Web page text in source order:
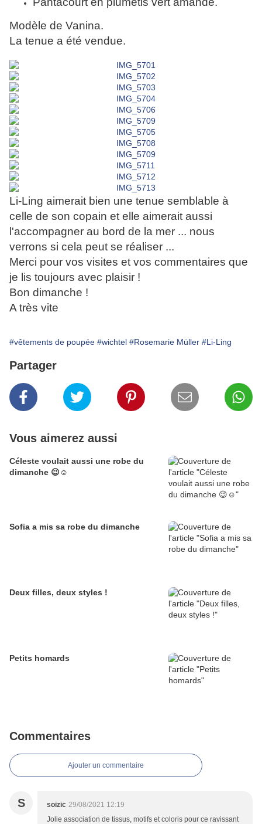
Modèle de Vanina.
La tenue a été vendue.
Li-Ling aimerait bien une tenue semblable à
celle de son copain et elle aimerait aussi
l'accompagner au bord de la mer ... nous
verrons si cela peut se réaliser ...
Merci pour vos visites et vos commentaires que
je lis toujours avec plaisir !
Bon dimanche !
A très vite
#vêtements de poupée #wichtel #Rosemarie Müller #Li-Ling
Partager
Vous aimerez aussi
Céleste voulait aussi une robe du
dimanche 😉☺️
Sofia a mis sa robe du dimanche
Deux filles, deux styles !
Petits homards
Commentaires
Ajouter un commentaire
S soizic 29/08/2021 12:19
Jolie association de tissus, motifs et coloris pour ce ravissant